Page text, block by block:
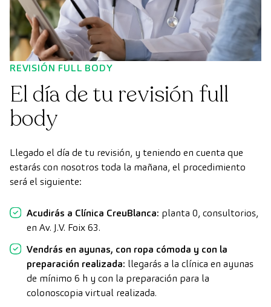
REVISIÓN FULL BODY
El día de tu revisión full
body
Llegado el día de tu revisión, y teniendo en cuenta que
estarás con nosotros toda la mañana, el procedimiento
será el siguiente:
Acudirás a Clínica CreuBlanca: planta 0, consultorios,
en Av. J.V. Foix 63.
Vendrás en ayunas, con ropa cómoda y con la
preparación realizada: llegarás a la clínica en ayunas
de mínimo 6 h y con la preparación para la
colonoscopia virtual realizada.